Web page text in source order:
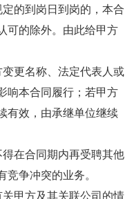
的到岗日到岗的，本合
可的除外。由此给甲方
更名称、法定代表人或
响本合同履行；若甲方
有效，由承继单位继续
在合同期内再受聘其他
争冲突的业务。
甲方及其关联公司的情